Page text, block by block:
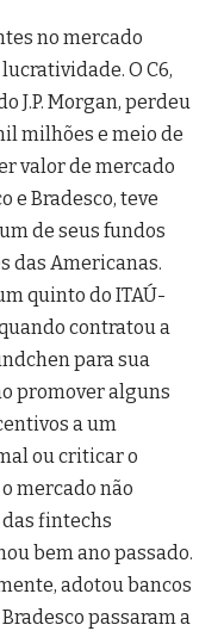
no mercado
O C6,
J.P. Morgan, perdeu
milhões e meio de
valor de mercado
e Bradesco, teve
de seus fundos
das Americanas.
quinto do ITAÚ-
contratou a
para sua
promover alguns
a um
ou criticar o
mercado não
fintechs
bem ano passado.
adotou bancos
passaram a